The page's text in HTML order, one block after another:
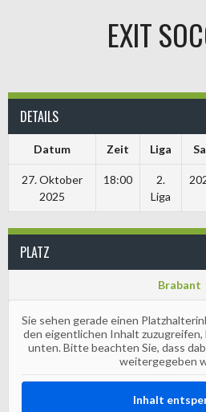
EXIT
DETAILS
Datum Zeit Liga
27. Oktober
2025
18:00
2.
Liga
PLATZ
Brabant
Sie sehen gerade einen
den eigentlichen Inhalt
unten. Bitte beachten Sie, dass
weitergegeben
Inhalt